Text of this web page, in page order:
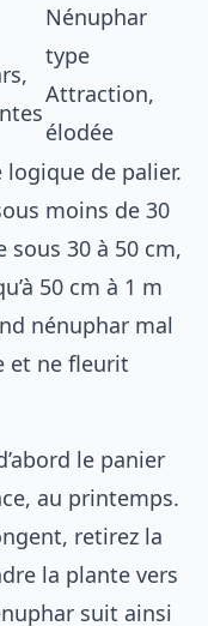
Nénuphar
type
Attraction,
élodée
de palier.
moins de 30
sous 30 à 50 cm,
50 cm à 1 m
nénuphar mal
et ne fleurit
le panier
au printemps.
retirez la
la plante vers
suit ainsi